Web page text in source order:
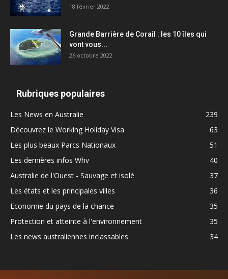
18 février 2022
Grande Barrière de Corail : les 10 îles qui
vont vous...
26 octobre 2022
Rubriques populaires
Les News en Australie
239
Découvrez le Working Holiday Visa
63
Les plus beaux Parcs Nationaux
51
Les dernières infos Whv
40
Australie de l'Ouest - Sauvage et isolé
37
Les états et les principales villes
36
Economie du pays de la chance
35
Protection et atteinte à l'environnement
35
Les news australiennes inclassables
34